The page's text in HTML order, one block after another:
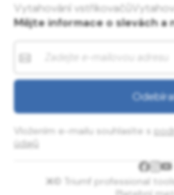
Vytahování vstřikovačů
Mějte informace o slevách a
Vložením e-mailu souhlasíte s
údajů
© Triumf professional